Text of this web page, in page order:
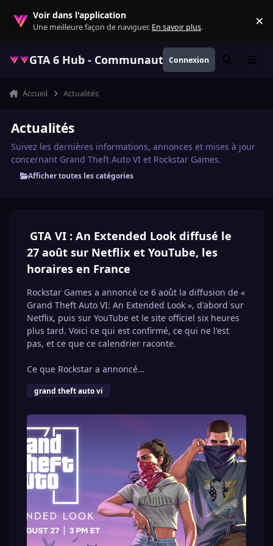
Voir dans l'application
Une meilleure façon de naviguer. En savoir plus. ×
GTA 6 Hub - Communauté GTA VI
Connexion Rechercher
Menu
Accueil Actualités
Actualités
Suivez les dernières informations, annonces et mises à jour
concernant Grand Theft Auto VI et Rockstar Games.
Afficher toutes les catégories
GTA VI : An Extended Look diffusé le
27 août sur Netflix et YouTube, les
horaires en France
Rockstar Games a annoncé ce 6 août la diffusion de «
Grand Theft Auto VI: An Extended Look », d'abord sur
Netflix, puis sur YouTube et le site officiel six heures
plus tard. Voici ce qui est confirmé, ce qui ne l'est
pas, et ce que ce calendrier raconte.
Ce que Rockstar a annoncé
Dans un communiqué publié sur son Newswire le 6
août 2026, Rockstar Games annonce « Grand Theft
La vidéo sera diffusée en avant-première sur Netflix
le jeudi 27 août à 15h00 heure de l'Est. Le même jour
à 21h00 heure de l'Est, elle sera également publiée
sur la chaîne YouTube officielle de Rockstar Games et
sur le site de Grand Theft Auto VI.
Le communiqué rappelle que le jeu sortira le 19
novembre sur PlayStation 5 et Xbox Series X|S.
Les horaires en heure française
Rockstar communique en heure de New York, qui
grand theft auto vi